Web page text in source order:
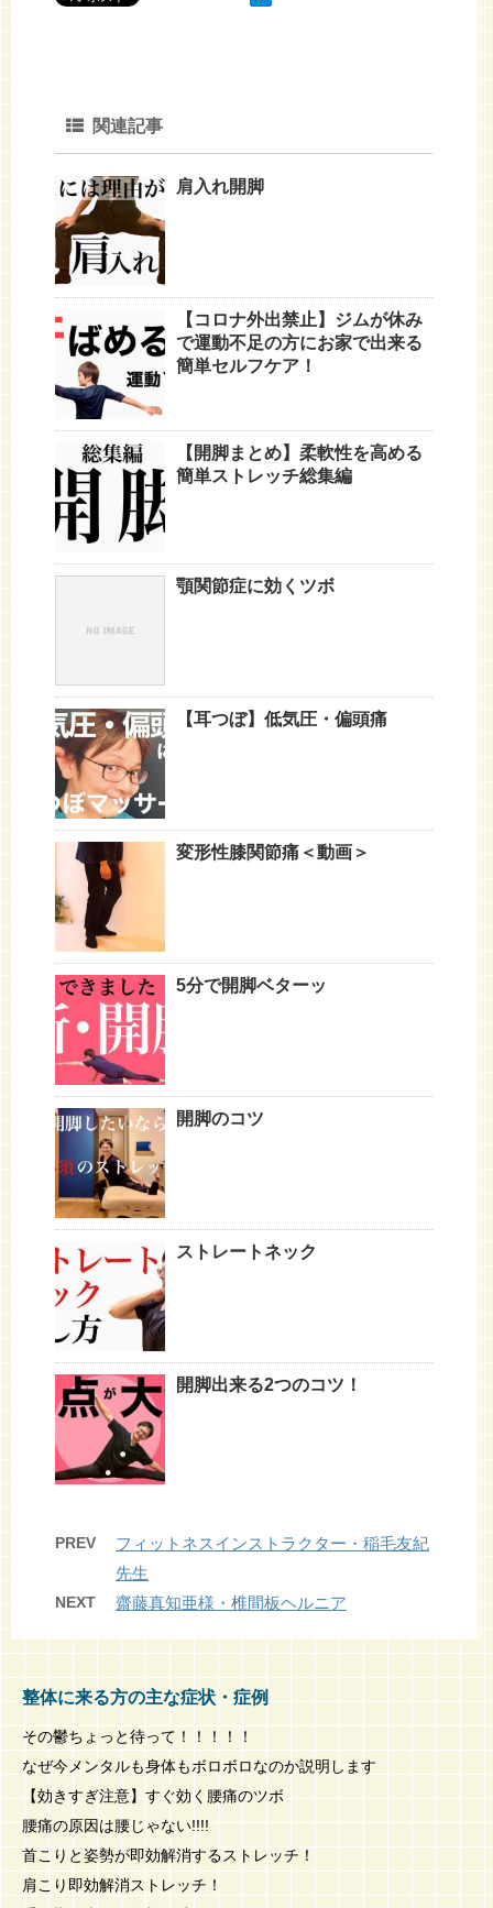
関連記事
肩入れ開脚
【コロナ外出禁止】ジムが休み
で運動不足の方にお家で出来る
簡単セルフケア！
【開脚まとめ】柔軟性を高める
簡単ストレッチ総集編
顎関節症に効くツボ
【耳つぼ】低気圧・偏頭痛
変形性膝関節痛＜動画＞
5分で開脚ベターッ
開脚のコツ
ストレートネック
開脚出来る2つのコツ！
PREV
フィットネスインストラクター・稲毛友紀
先生
NEXT 齋藤真知亜様・椎間板ヘルニア
整体に来る方の主な症状・症例
その鬱ちょっと待って！！！！！
なぜ今メンタルも身体もボロボロなのか説明します
【効きすぎ注意】すぐ効く腰痛のツボ
腰痛の原因は腰じゃない!!!!
首こりと姿勢が即効解消するストレッチ！
肩こり即効解消ストレッチ！